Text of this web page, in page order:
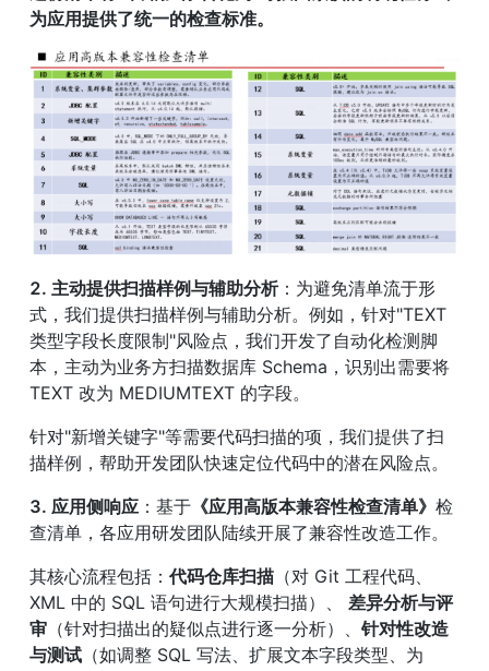
为应用提供了统一的检查标准。
2. 主动提供扫描样例与辅助分析：为避免清单流于形
式，我们提供扫描样例与辅助分析。例如，针对"TEXT
类型字段长度限制"风险点，我们开发了自动化检测脚
本，主动为业务方扫描数据库 Schema，识别出需要将
TEXT 改为 MEDIUMTEXT 的字段。
针对"新增关键字"等需要代码扫描的项，我们提供了扫
描样例，帮助开发团队快速定位代码中的潜在风险点。
3. 应用侧响应 ：基于 《应用高版本兼容性检查清单》 检
查清单，各应用研发团队陆续开展了兼容性改造工作。
其核心流程包括： 代码仓库扫描 （对 Git 工程代码、
XML 中的 SQL 语句进行大规模扫描）、 差异分析与评
审 （针对扫描出的疑似点进行逐一分析）、 针对性改造
与测试 （如调整 SQL 写法、扩展文本字段类型、为